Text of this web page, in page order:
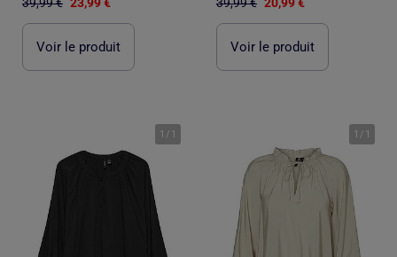
Voir le produit Voir le produit
1 / 1 1 / 1